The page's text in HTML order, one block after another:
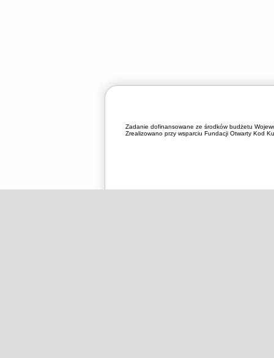
Zadanie dofinansowane ze środków budżetu
Zrealizowano przy wsparciu Fundacji Otwarty Kod